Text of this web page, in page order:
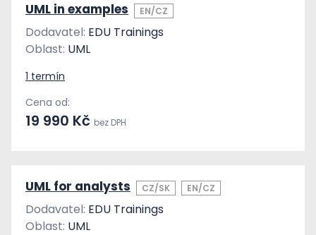
UML in examples EN/CZ
Dodavatel: EDU Trainings
Oblast: UML
1 termín
Cena od:
19 990 Kč bez DPH
UML for analysts CZ/SK EN/CZ
Dodavatel: EDU Trainings
Oblast: UML